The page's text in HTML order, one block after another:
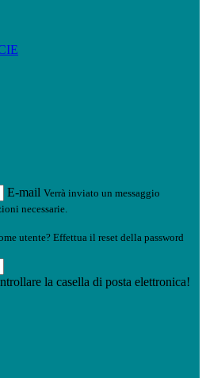
E-mail Verrà inviato un messaggio
necessarie.
utente? Effettua il reset della password
la casella di posta elettronica!